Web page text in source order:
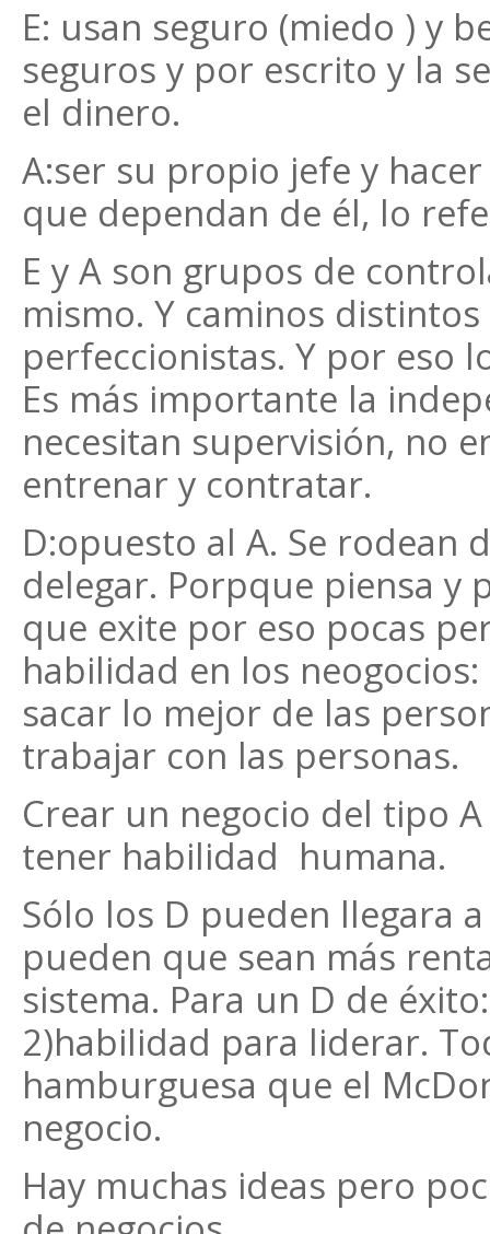
E: usan seguro (miedo ) y
seguros y por escrito y la
el dinero.
A:ser su propio jefe y
que dependan de él, lo
E y A son grupos de
mismo. Y caminos
perfeccionistas. Y por eso
Es más importante la
necesitan supervisión, no
entrenar y contratar.
D:opuesto al A. Se rodean
delegar. Porpque piensa y
que exite por eso pocas
habilidad en los
sacar lo mejor de las
trabajar con las personas.
Crear un negocio del tipo
tener habilidad humana.
Sólo los D pueden llegara
pueden que sean más
sistema. Para un D de
2)habilidad para liderar.
hamburguesa que el
negocio.
Hay muchas ideas pero